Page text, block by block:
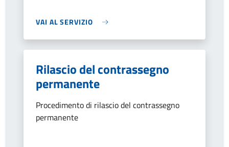
VAI AL SERVIZIO
Rilascio del contrassegno
permanente
Procedimento di rilascio del contrassegno
permanente